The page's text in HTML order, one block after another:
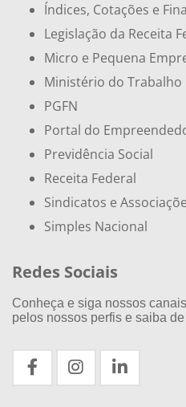
Índices, Cotações e
Legislação da Receita
Micro e Pequena
Ministério do Trabalho
PGFN
Portal do
Previdência Social
Receita Federal
Sindicatos e
Simples Nacional
Redes Sociais
Conheça e siga nossos
pelos nossos perfis e saiba